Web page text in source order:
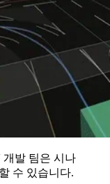
개발 팀은 시나
수 있습니다.